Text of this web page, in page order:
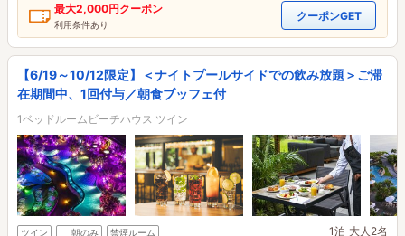
最大2,000円クーポン
利用条件あり
クーポンGET
【6/19～10/12限定】＜ナイトプールサイドでの飲み放題＞ご滞
在期間中、1回付与／朝食ブッフェ付
1ベッドルームビーチハウス ツイン
ツイン 朝のみ
禁煙ルーム
1泊 大人2名